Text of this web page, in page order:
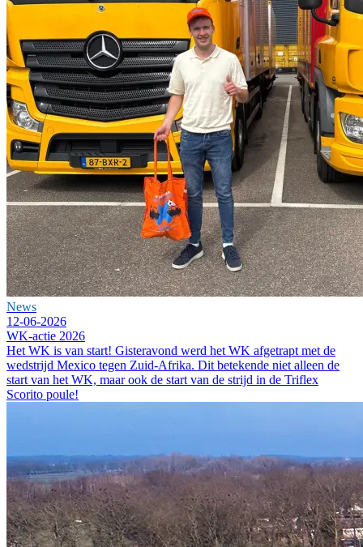
News
12-06-2026
WK-actie 2026
Het WK is van start! Gisteravond werd het WK afgetrapt met de
wedstrijd Mexico tegen Zuid-Afrika. Dit betekende niet alleen de
start van het WK, maar ook de start van de strijd in de Triflex
Scorito poule!